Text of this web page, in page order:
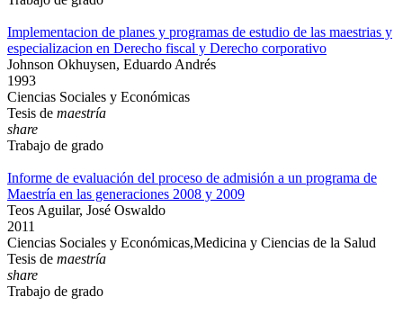
Implementacion de planes y programas de estudio de las maestrias y
especializacion en Derecho fiscal y Derecho corporativo
Johnson Okhuysen, Eduardo Andrés
1993
Ciencias Sociales y Económicas
Tesis de maestría
share
Trabajo de grado
Informe de evaluación del proceso de admisión a un programa de
Maestría en las generaciones 2008 y 2009
Teos Aguilar, José Oswaldo
2011
Ciencias Sociales y Económicas,Medicina y Ciencias de la Salud
Tesis de maestría
share
Trabajo de grado